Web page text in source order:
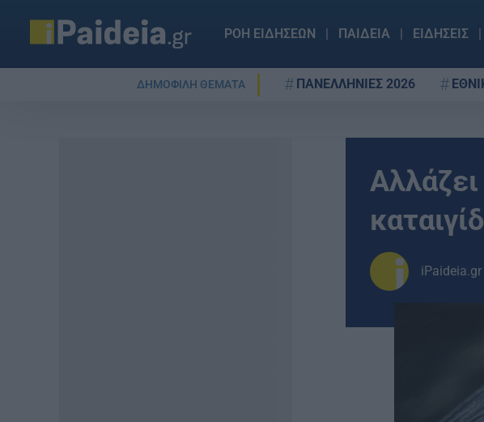
ΡΟΗ ΕΙΔΗΣΕΩΝ ΠΑΙΔΕΙΑ ΕΙΔΗΣΕΙΣ
ΔΗΜΟΦΙΛΗ ΘΕΜΑΤΑ ΠΑΝΕΛΛΗΝΙΕΣ 2026